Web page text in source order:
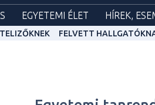
EGYETEMI ÉLET HÍREK,
FELVETT